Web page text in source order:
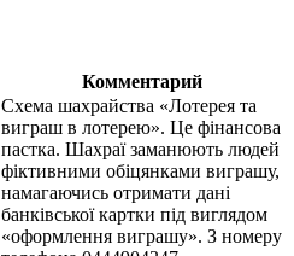
Комментарий
Схема шахрайства «Лотерея та
виграш в лотерею». Це фінансова
пастка. Шахраї заманюють людей
фіктивними обіцянками виграшу,
намагаючись отримати дані
банківської картки під виглядом
«оформлення виграшу». З номеру